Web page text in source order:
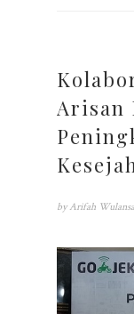
Arisan
by Arifah